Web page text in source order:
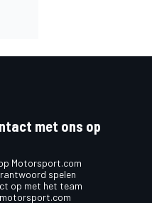
met ons op
Motorsport.com
spelen
op met het team